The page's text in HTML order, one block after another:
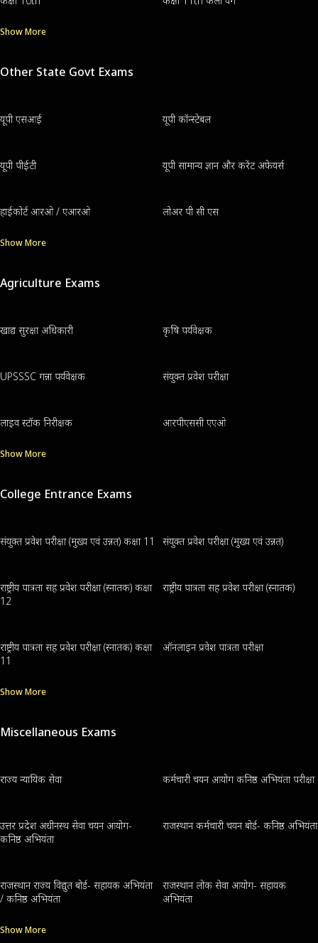
Show More
Other State Govt Exams
यूपी एसआई यूपी कॉन्स्टेबल
यूपी पीईटी यूपी सामान्य ज्ञान और करेंट अफेयर्स
हाईकोर्ट आरओ / एआरओ लोअर पी सी एस
Show More
Agriculture Exams
खाद्य सुरक्षा अधिकारी कृषि पर्यवेक्षक
UPSSSC गन्ना पर्यवेक्षक संयुक्त प्रवेश परीक्षा
लाइव स्टॉक निरीक्षक आरपीएससी एएओ
Show More
College Entrance Exams
संयुक्त प्रवेश परीक्षा (मुख्य एवं उन्नत) कक्षा 11 संयुक्त प्रवेश परीक्षा (मुख्य एवं उन्नत)
राष्ट्रीय पात्रता सह प्रवेश परीक्षा (स्नातक) कक्षा
12
राष्ट्रीय पात्रता सह प्रवेश परीक्षा (स्नातक)
राष्ट्रीय पात्रता सह प्रवेश परीक्षा (स्नातक) कक्षा
11
ऑनलाइन प्रवेश पात्रता परीक्षा
Show More
Miscellaneous Exams
राज्य न्यायिक सेवा कर्मचारी चयन आयोग कनिष्ठ अभियंता परीक्षा
उत्तर प्रदेश अधीनस्थ सेवा चयन आयोग-
कनिष्ठ अभियंता
राजस्थान कर्मचारी चयन बोर्ड- कनिष्ठ अभियंता
राजस्थान राज्य विद्युत बोर्ड- सहायक अभियंता
/ कनिष्ठ अभियंता
राजस्थान लोक सेवा आयोग- सहायक
अभियंता
Show More